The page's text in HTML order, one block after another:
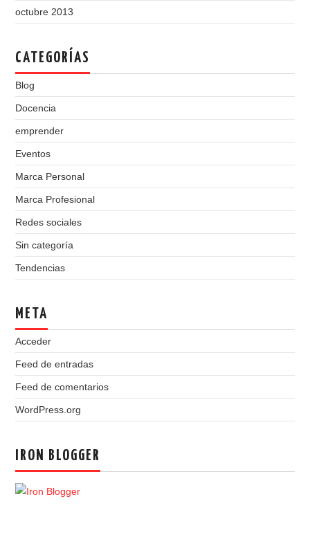
octubre 2013
CATEGORÍAS
Blog
Docencia
emprender
Eventos
Marca Personal
Marca Profesional
Redes sociales
Sin categoría
Tendencias
META
Acceder
Feed de entradas
Feed de comentarios
WordPress.org
IRON BLOGGER